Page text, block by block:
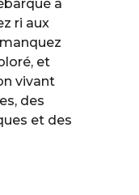
à
ri aux
et
vivant
des
et des